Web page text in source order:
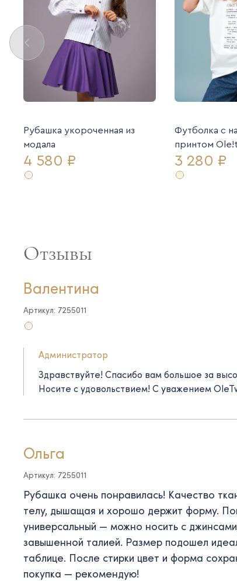
Рубашка укороченная из
модала
4 580 ₽
Футболка с
принтом
3 280 ₽
Отзывы
Валентина
Артикул: 7255011
Администратор
Здравствуйте! Спасибо вам большое за
Носите с удовольствием! С уважением
Ольга
Артикул: 7255011
Рубашка очень понравилась! Качество
телу, дышащая и хорошо держит форму.
универсальный — можно носить с
завышенной талией. Размер подошел
таблице. После стирки цвет и форма
покупка — рекомендую!